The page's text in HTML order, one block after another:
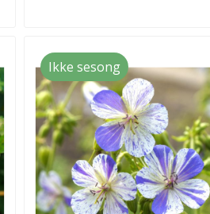
Ikke sesong